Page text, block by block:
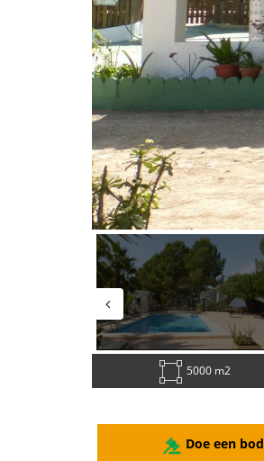
5000 m2
Doe een bod